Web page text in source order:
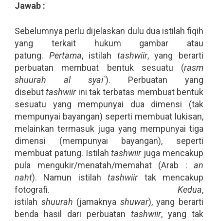
Jawab :
Sebelumnya perlu dijelaskan dulu dua istilah fiqih
yang terkait hukum gambar atau
patung. Pertama, istilah tashwiir, yang berarti
perbuatan membuat bentuk sesuatu (rasm
shuurah al syai`). Perbuatan yang
disebuttashwiirini tak terbatas membuat bentuk
sesuatu yang mempunyai dua dimensi (tak
mempunyai bayangan) seperti membuat lukisan,
melainkan termasuk juga yang mempunyai tiga
dimensi (mempunyai bayangan), seperti
membuat patung. Istilahtashwiirjuga mencakup
pula mengukir/menatah/memahat (Arab : an
naht). Namun istilahtashwiirtak mencakup
fotografi. Kedua,
istilah shuurah (jamaknya shuwar), yang berarti
benda hasil dari perbuatan tashwiir, yang tak